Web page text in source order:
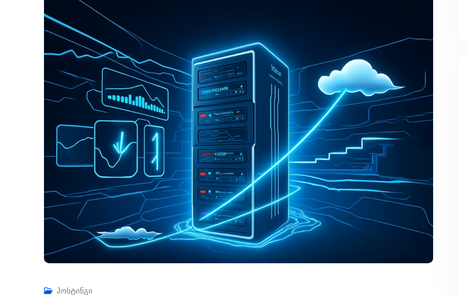
ჰოსტინგი